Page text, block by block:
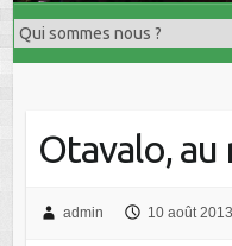
Otavalo,
admin 10 août 2013